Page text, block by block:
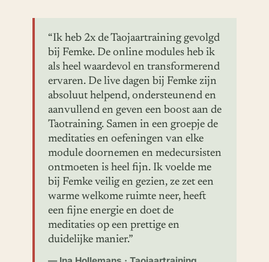
“Ik heb 2x de Taojaartraining gevolgd
bij Femke. De online modules heb ik
als heel waardevol en transformerend
ervaren. De live dagen bij Femke zijn
absoluut helpend, ondersteunend en
aanvullend en geven een boost aan de
Taotraining. Samen in een groepje de
meditaties en oefeningen van elke
module doornemen en medecursisten
ontmoeten is heel fijn. Ik voelde me
bij Femke veilig en gezien, ze zet een
warme welkome ruimte neer, heeft
een fijne energie en doet de
meditaties op een prettige en
duidelijke manier.”